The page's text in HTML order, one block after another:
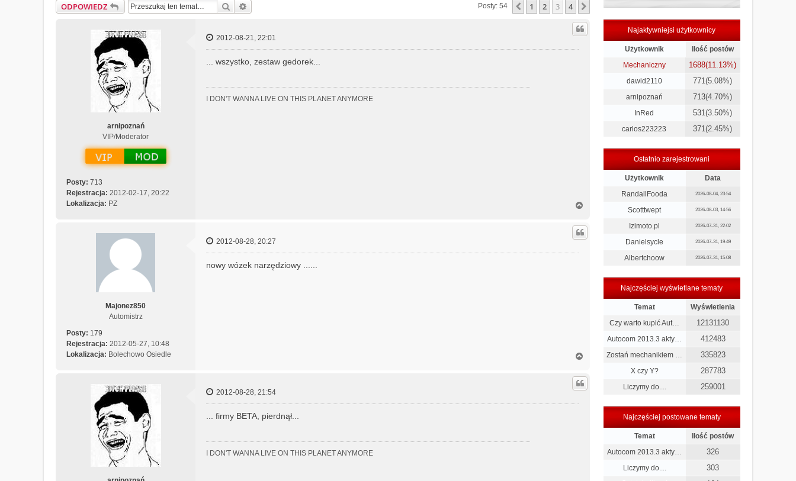
ODPOWIEDZ Szukaj Posty: 54 Poprzednia
1 2 3 4 Następna
arnipoznań
VIP/Moderator
Posty: 713
Rejestracja: 2012-02-17, 20:22
Lokalizacja: PZ
2012-08-21, 22:01
... wszystko, zestaw gedorek...
I DON'T WANNA LIVE ON THIS PLANET ANYMORE
g
r
Majonez850
Automistrz
Posty: 179
Rejestracja: 2012-05-27, 10:48
Lokalizacja: Bolechowo Osiedle
2012-08-28, 20:27
nowy wózek narzędziowy ......
g
r
2012-08-28, 21:54
... firmy BETA, pierdnął...
I DON'T WANNA LIVE ON THIS PLANET ANYMORE
Najaktywniejsi użytkownicy
Użytkownik
Ilość postów
Mechaniczny
1688(11.13%)
dawid2110 771(5.08%)
arnipoznań 713(4.70%)
InRed 531(3.50%)
carlos223223 371(2.45%)
Ostatnio zarejestrowani
Użytkownik
Data
RandallFooda
2026-08-04, 23:54
Scotttwept 2026-08-03, 14:56
Izimoto.pl 2026-07-31, 22:02
Danielsycle 2026-07-31, 19:49
Albertchoow 2026-07-31, 15:08
Najczęściej wyświetlane tematy
Temat
Wyświetlenia
Czy warto kupić Aut…
12131130
Autocom 2013.3 akty… 412483
Zostań mechanikiem … 335823
X czy Y? 287783
Liczymy do.... 259001
Najczęściej postowane tematy
Temat
Ilość postów
Autocom 2013.3 akty…
326
Liczymy do.... 303